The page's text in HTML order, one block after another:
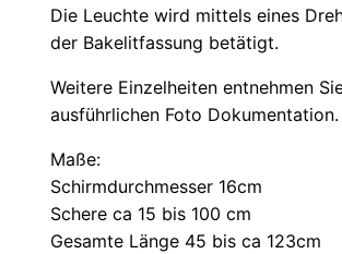
Die Leuchte wird mittels eines
der Bakelitfassung betätigt.
Weitere Einzelheiten entnehmen
ausführlichen Foto Dokumentation.
Maße:
Schirmdurchmesser 16cm
Schere ca 15 bis 100 cm
Gesamte Länge 45 bis ca 123cm